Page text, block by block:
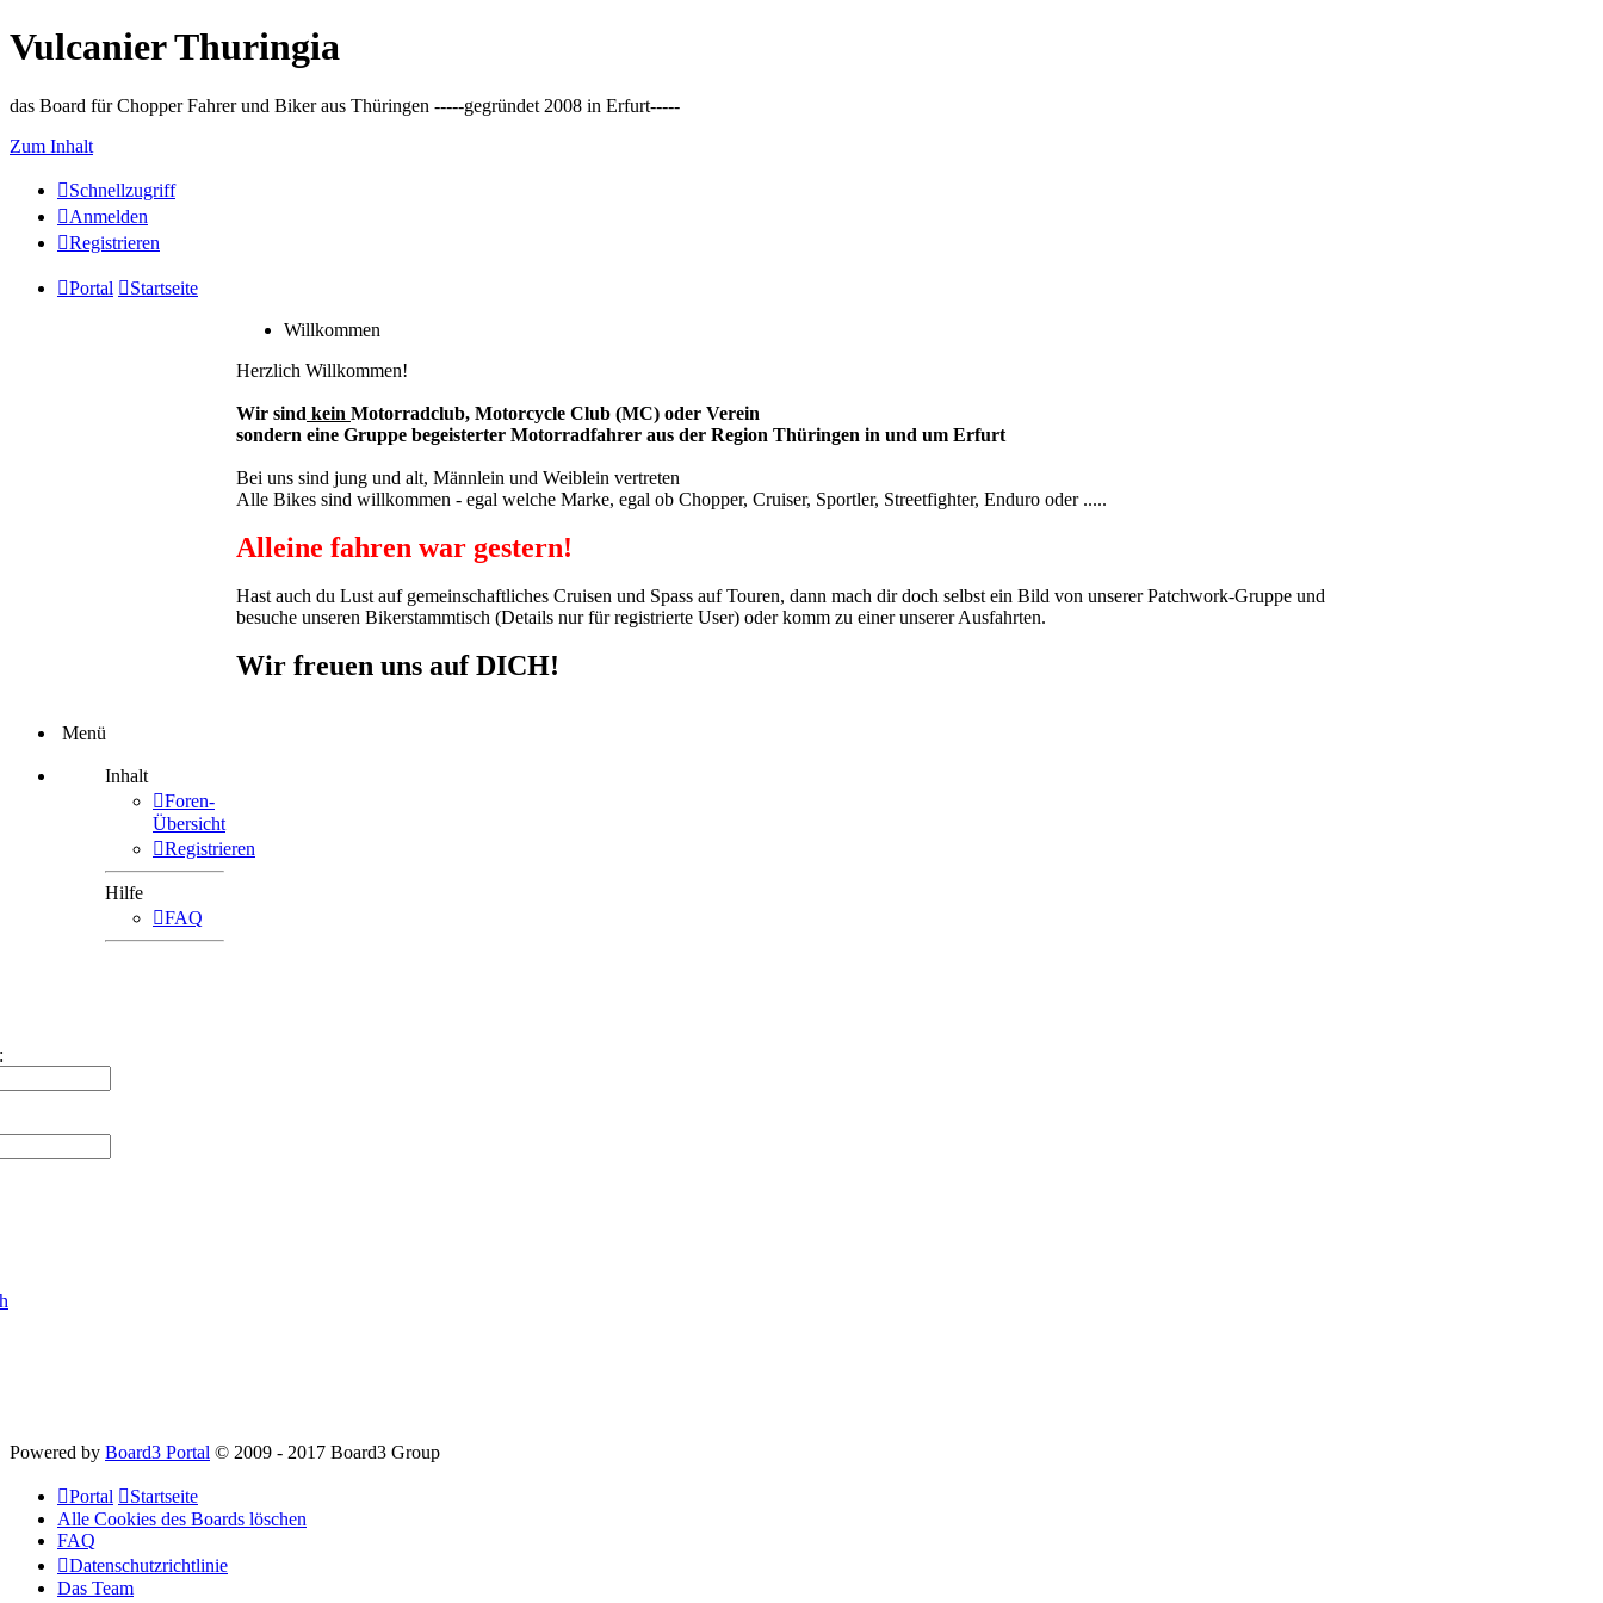
Vulcanier Thuringia
das Board für Chopper Fahrer und Biker aus Thüringen -----gegründet 2008 in Erfurt-----
Zum Inhalt
Schnellzugriff
Anmelden
Registrieren
Portal Startseite
Willkommen
Herzlich Willkommen!
Wir sind kein Motorradclub, Motorcycle Club (MC) oder Verein
sondern eine Gruppe begeisterter Motorradfahrer aus der Region Thüringen in und um Erfurt
Bei uns sind jung und alt, Männlein und Weiblein vertreten
Alle Bikes sind willkommen - egal welche Marke, egal ob Chopper, Cruiser, Sportler, Streetfighter, Enduro oder .....
Alleine fahren war gestern!
Hast auch du Lust auf gemeinschaftliches Cruisen und Spass auf Touren, dann mach dir doch selbst ein Bild von unserer Patchwork-Gruppe und
besuche unseren Bikerstammtisch (Details nur für registrierte User) oder komm zu einer unserer Ausfahrten.
Wir freuen uns auf DICH!
Menü
Inhalt
Foren-
Übersicht
Registrieren
Hilfe
FAQ
Powered by Board3 Portal © 2009 - 2017 Board3 Group
Portal
Startseite
Alle Cookies des Boards löschen
FAQ
Datenschutzrichtlinie
Das Team